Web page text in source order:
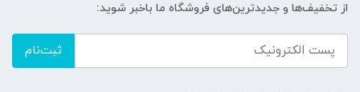
از تخفیف‌ها و جدیدترین‌های فروشگاه ما باخبر شوید:
ثبت‌نام